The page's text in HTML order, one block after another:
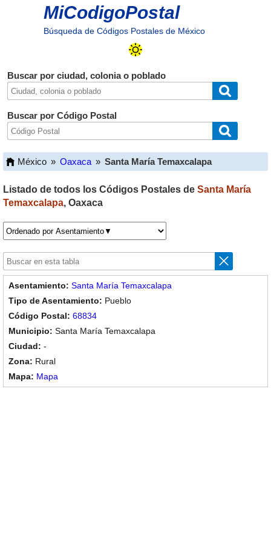
MiCodigoPostal
Búsqueda de Códigos Postales de México
Buscar por ciudad, colonia o poblado
Buscar por Código Postal
México » Oaxaca » Santa María Temaxcalapa
Listado de todos los Códigos Postales de Santa María
Temaxcalapa, Oaxaca
Santa María Temaxcalapa
Pueblo
68834
Santa María Temaxcalapa
-
Rural
Mapa